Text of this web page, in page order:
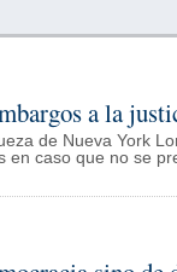
a la
de Nueva York
en caso que no se